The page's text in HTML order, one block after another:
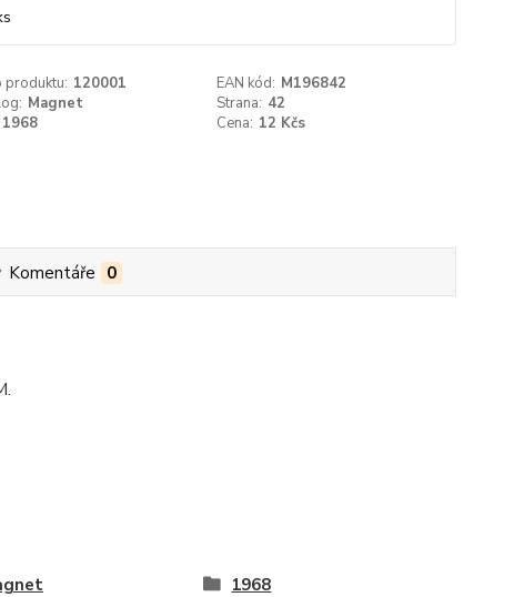
produktu: 120001 EAN kód: M196842
Magnet Strana: 42
1968 Cena: 12 Kčs
Komentáře 0
1968